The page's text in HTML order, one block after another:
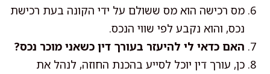
מס רכישה הוא מס ששולם על ידי הקונה בעת רכישת
נכס, והוא נקבע לפי שווי הנכס.
האם כדאי לי להיעזר בעורך דין כשאני מוכר נכס?
כן, עורך דין יוכל לסייע בהכנת החוזה, לנהל את